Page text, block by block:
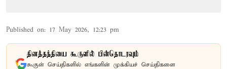
Published on: 17 May 2026, 12:23 pm
தினத்தந்தியை கூகுளில் பின்தொடரவும்
கூகுள் செய்திகளில் எங்களின் முக்கியச் செய்திகளை